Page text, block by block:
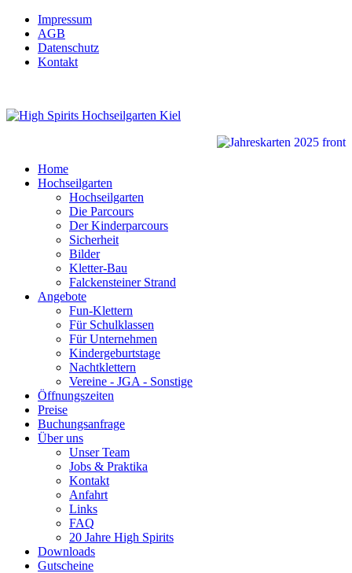
Impressum
AGB
Datenschutz
Kontakt
Home
Hochseilgarten
Hochseilgarten
Die Parcours
Der Kinderparcours
Sicherheit
Bilder
Kletter-Bau
Falckensteiner Strand
Angebote
Fun-Klettern
Für Schulklassen
Für Unternehmen
Kindergeburtstage
Nachtklettern
Vereine - JGA - Sonstige
Öffnungszeiten
Preise
Buchungsanfrage
Über uns
Unser Team
Jobs & Praktika
Kontakt
Anfahrt
Links
FAQ
20 Jahre High Spirits
Downloads
Gutscheine